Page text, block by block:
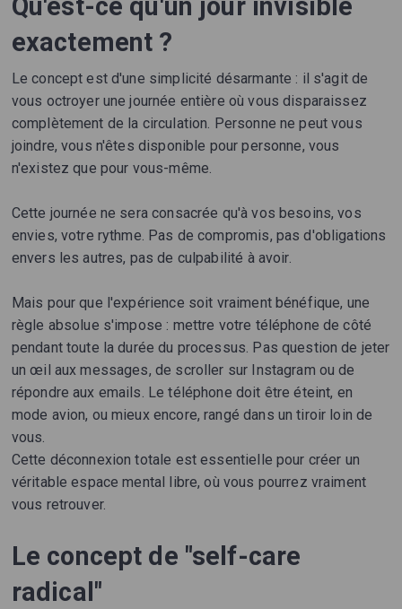
Qu'est-ce qu'un jour invisible
exactement ?
Le concept est d'une simplicité désarmante : il s'agit de
vous octroyer une journée entière où vous disparaissez
complètement de la circulation. Personne ne peut vous
joindre, vous n'êtes disponible pour personne, vous
n'existez que pour vous-même.
Cette journée ne sera consacrée qu'à vos besoins, vos
envies, votre rythme. Pas de compromis, pas d'obligations
envers les autres, pas de culpabilité à avoir.
Mais pour que l'expérience soit vraiment bénéfique, une
règle absolue s'impose : mettre votre téléphone de côté
pendant toute la durée du processus. Pas question de jeter
un œil aux messages, de scroller sur Instagram ou de
répondre aux emails. Le téléphone doit être éteint, en
mode avion, ou mieux encore, rangé dans un tiroir loin de
vous.
Cette déconnexion totale est essentielle pour créer un
véritable espace mental libre, où vous pourrez vraiment
vous retrouver.
Le concept de "self-care
radical"